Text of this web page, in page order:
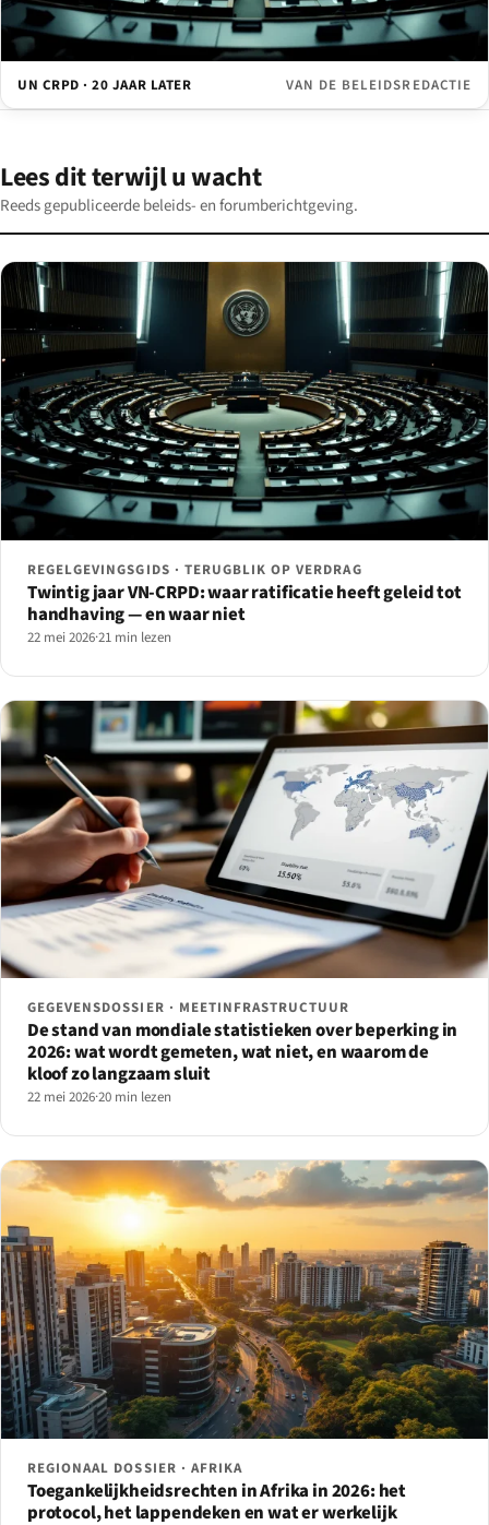
UN CRPD · 20 JAAR LATER VAN DE BELEIDSREDACTIE
Lees dit terwijl u wacht
Reeds gepubliceerde beleids- en forumberichtgeving.
REGELGEVINGSGIDS · TERUGBLIK OP VERDRAG
Twintig jaar VN-CRPD: waar ratificatie heeft geleid tot
handhaving — en waar niet
22 mei 2026·21 min lezen
GEGEVENSDOSSIER · MEETINFRASTRUCTUUR
De stand van mondiale statistieken over beperking in
2026: wat wordt gemeten, wat niet, en waarom de
kloof zo langzaam sluit
22 mei 2026·20 min lezen
REGIONAAL DOSSIER · AFRIKA
Toegankelijkheidsrechten in Afrika in 2026: het
protocol, het lappendeken en wat er werkelijk